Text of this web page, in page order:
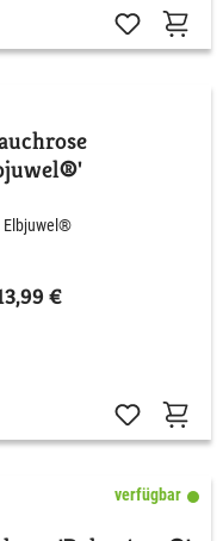
Elbjuwel®
€
verfügbar